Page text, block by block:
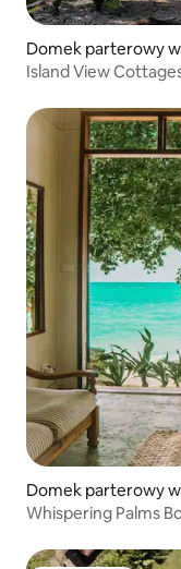
Domek parterowy
Island View
Domek parterowy
Whispering Palms